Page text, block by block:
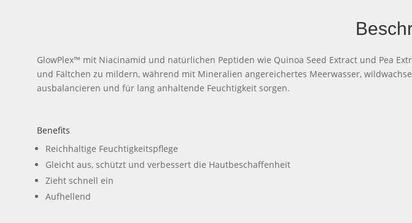
GlowPlex™ mit Niacinamid und natürlichen Peptiden wie Quinoa Seed Extract und Pea
und Fältchen zu mildern, während mit Mineralien angereichertes Meerwasser,
ausbalancieren und für lang anhaltende Feuchtigkeit sorgen.
Benefits
Reichhaltige Feuchtigkeitspflege
Gleicht aus, schützt und verbessert die Hautbeschaffenheit
Zieht schnell ein
Aufhellend